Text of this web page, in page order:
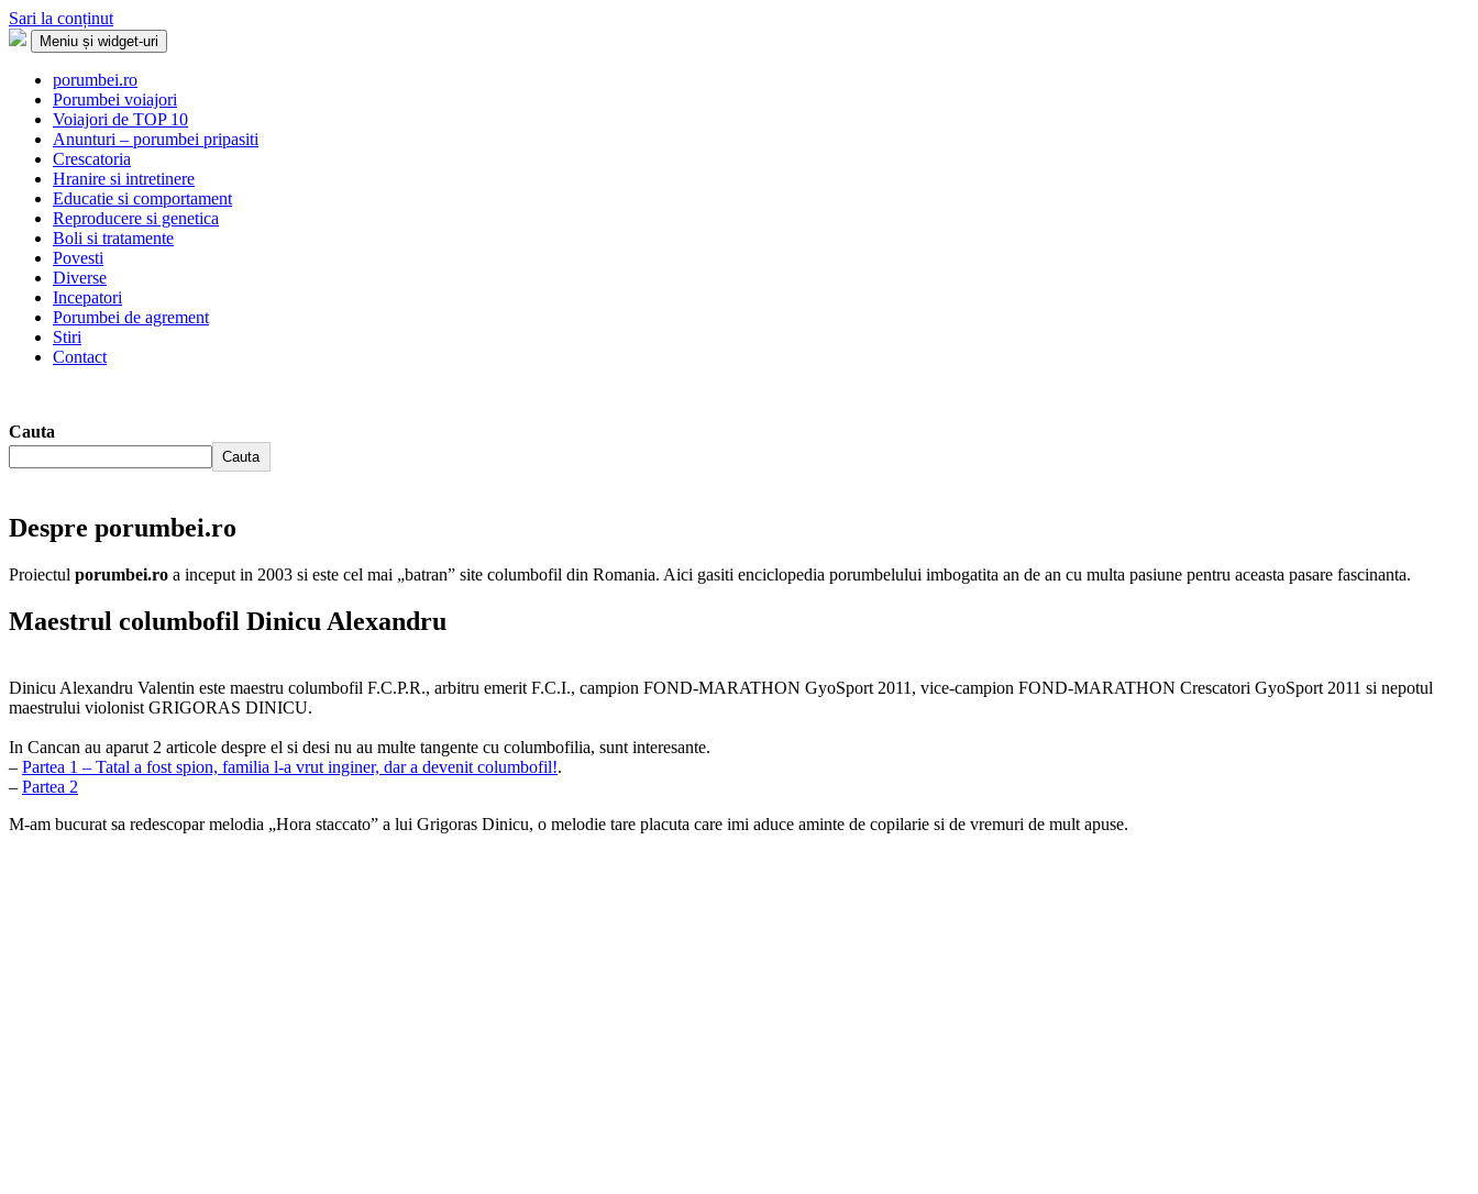
Sari la conținut
Porumbei.ro
Enciclopedia porumbelului
Meniu și widget-uri
porumbei.ro
Porumbei voiajori
Voiajori de TOP 10
Anunturi – porumbei pripasiti
Crescatoria
Hranire si intretinere
Educatie si comportament
Reproducere si genetica
Boli si tratamente
Povesti
Diverse
Incepatori
Porumbei de agrement
Stiri
Contact
Cauta
Cauta
Despre porumbei.ro
Proiectul porumbei.ro a inceput in 2003 si este cel mai „batran” site columbofil din Romania. Aici gasiti enciclopedia porumbelului imbogatita an de an cu multa pasiune pentru aceasta pasare fascinanta.
Maestrul columbofil Dinicu Alexandru
Dinicu Alexandru Valentin este maestru columbofil F.C.P.R., arbitru emerit F.C.I., campion FOND-MARATHON GyoSport 2011, vice-campion FOND-MARATHON Crescatori GyoSport 2011 si nepotul
maestrului violonist GRIGORAS DINICU.
In Cancan au aparut 2 articole despre el si desi nu au multe tangente cu columbofilia, sunt interesante.
– Partea 1 – Tatal a fost spion, familia l-a vrut inginer, dar a devenit columbofil!.
– Partea 2
M-am bucurat sa redescopar melodia „Hora staccato” a lui Grigoras Dinicu, o melodie tare placuta care imi aduce aminte de copilarie si de vremuri de mult apuse.